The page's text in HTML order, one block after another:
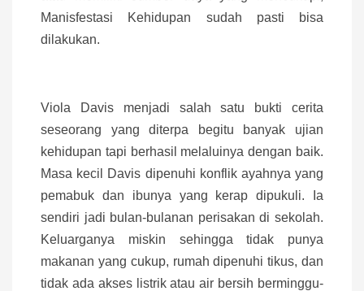
Manisfestasi Kehidupan sudah pasti bisa
dilakukan.
Viola Davis menjadi salah satu bukti cerita
seseorang yang diterpa begitu banyak ujian
kehidupan tapi berhasil melaluinya dengan baik.
Masa kecil Davis dipenuhi konflik ayahnya yang
pemabuk dan ibunya yang kerap dipukuli. Ia
sendiri jadi bulan-bulanan perisakan di sekolah.
Keluarganya miskin sehingga tidak punya
makanan yang cukup, rumah dipenuhi tikus, dan
tidak ada akses listrik atau air bersih berminggu-